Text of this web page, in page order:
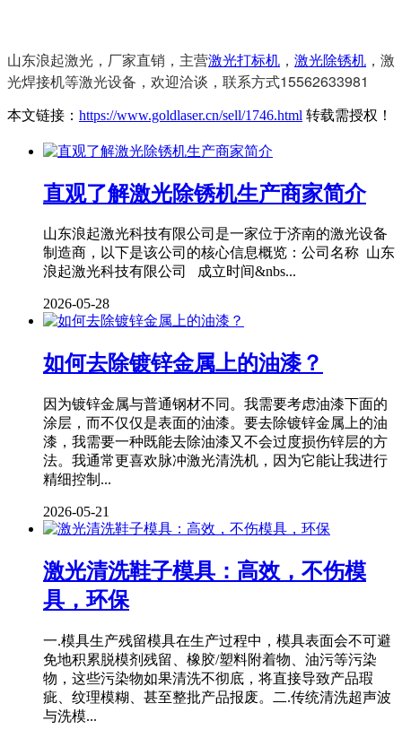
山东浪起激光，厂家直销，主营激光打标机 ， 激光除锈机 ，激
光焊接机等激光设备，欢迎洽谈，联系方式15562633981
本文链接： https://www.goldlaser.cn/sell/1746.html 转载需授权！
直观了解激光除锈机生产商家简介
山东浪起激光科技有限公司是一家位于济南的激光设备
制造商，以下是该公司的核心信息概览：公司名称 山东
浪起激光科技有限公司 成立时间&nbs...
2026-05-28
如何去除镀锌金属上的油漆？
因为镀锌金属与普通钢材不同。我需要考虑油漆下面的
涂层，而不仅仅是表面的油漆。要去除镀锌金属上的油
漆，我需要一种既能去除油漆又不会过度损伤锌层的方
法。我通常更喜欢脉冲激光清洗机，因为它能让我进行
精细控制...
2026-05-21
激光清洗鞋子模具：高效，不伤模
具，环保
一.模具生产残留模具在生产过程中，模具表面会不可避
免地积累脱模剂残留、橡胶/塑料附着物、油污等污染
物，这些污染物如果清洗不彻底，将直接导致产品瑕
疵、纹理模糊、甚至整批产品报废。二.传统清洗超声波
与洗模...